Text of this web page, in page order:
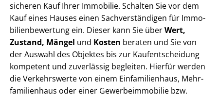
sicheren Kauf Ihrer Immobilie. Schalten Sie vor dem
Kauf eines Hauses einen Sach­ver­stän­di­gen für Im­mo­
bi­li­en­be­wer­tung ein. Dieser kann Sie überWert,
Zustand, Mängel und Kosten beraten und Sie von
der Auswahl des Objektes bis zur Kauf­ent­schei­dung
kompetent und zuverlässig begleiten. Hierfür werden
die Verkehrswerte von einem Einfamilienhaus, Mehr­
fa­mi­li­en­haus oder einer Ge­wer­be­im­mo­bi­lie bzw.